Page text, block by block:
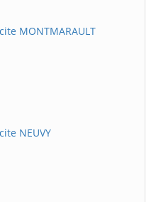
MONTMARAULT
NEUVY